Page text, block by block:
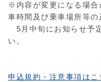
※内容が変更になる場合
車時間及び乗車場所等の
5月中旬にお知らせ予
い。
申込規約・注意事項はこ